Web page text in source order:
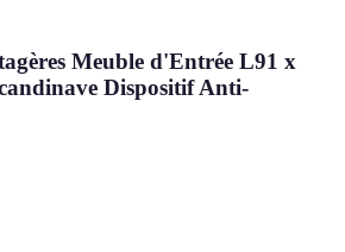
Meuble d'Entrée L91 x
Dispositif Anti-